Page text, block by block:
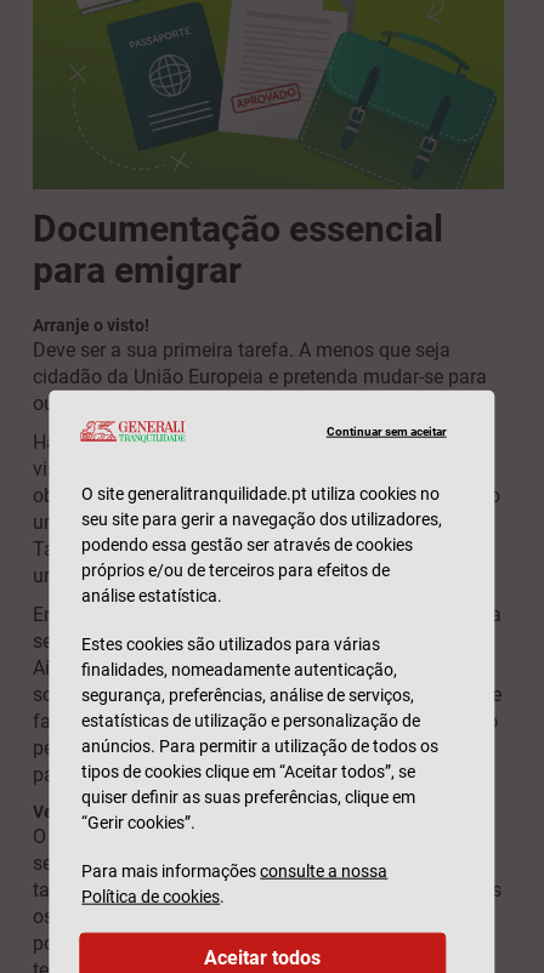
Documentação essencial
para emigrar
Arranje o visto!
Deve ser a sua primeira tarefa. A menos que seja
cidadão da União Europeia e pretenda mudar-se para
outro país da UE, só poderá emigrar com um visto.
Há várias razões que justificam a obtenção de um
visto. Por exemplo, se planeia estudar, talvez consiga
obter um visto de estudante. Se lhe tiver sido oferecido
um emprego, poderá obter um visto de trabalho.
Também poderá obter um visto se for casada/o com
um cidadão do país para onde pretende emigrar.
Em qualquer caso, a sua primeira paragem deve ser na
secção de vistos do portal oficial do país de destino.
Aí, decerto que encontrará explicações detalhadas
sobre a concessão do visto e também o que precisa de
fazer para apresentar o pedido. É aconselhável fazer o
pedido de visto com antecedência, pois em alguns
países é um processo demorado.
Verifique a validade do seu passaporte
O seu passaporte deve ser válido pelo menos durante
seis meses após a data prevista de chegada. Vale
também a pena fazer cópias físicas e digitais de todos
os seus documentos importantes – nunca se sabe se
poderá precisar delas e, em caso de perder o original,
Continuar sem aceitar
O site generalitranquilidade.pt utiliza cookies no
seu site para gerir a navegação dos utilizadores,
podendo essa gestão ser através de cookies
próprios e/ou de terceiros para efeitos de
análise estatística.
Estes cookies são utilizados para várias
finalidades, nomeadamente autenticação,
segurança, preferências, análise de serviços,
estatísticas de utilização e personalização de
anúncios. Para permitir a utilização de todos os
tipos de cookies clique em “Aceitar todos”, se
quiser definir as suas preferências, clique em
“Gerir cookies”.
Para mais informaçõesconsulte a nossa
Política de cookies.
Aceitar todos